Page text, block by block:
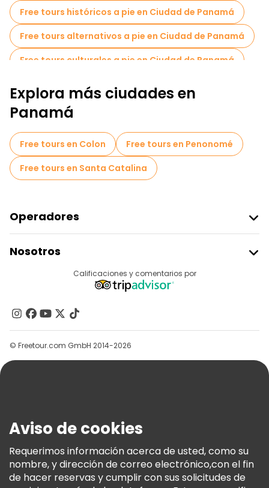
Free tours históricos a pie en Ciudad de Panamá
Free tours alternativos a pie en Ciudad de Panamá
Free tours culturales a pie en Ciudad de Panamá
Free tours a pie para familias en Ciudad de Panamá
Actividades deportivas en Ciudad de Panamá
Free tour por el casco antiguo en Ciudad de Panamá
Tours mercados en Ciudad de Panamá
Tours en bicicleta en Ciudad de Panamá
Free tours cerca France Square
Explora más ciudades en
Panamá
Free tours en Colon
Free tours en Penonomé
Free tours en Santa Catalina
Operadores
Acceder Como Proveedor
Programa De Afiliados
Nosotros
Contacto
Grupos
Ayuda
Términos E Información Legal
Política De Cookies
Freetour Premios
Programa De Fidelidad
Calificaciones y comentarios por
© Freetour.com GmbH 2014-2026
Aviso de cookies
Requerimos información acerca de usted, como su
nombre, y dirección de correo electrónico,con el fin
de hacer reservas y cumplir con sus solicitudes de